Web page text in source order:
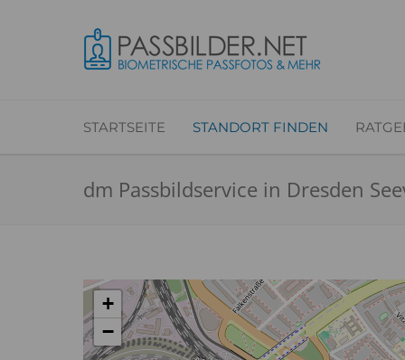
STARTSEITE STANDORT FINDEN
dm Passbildservice in Dresden
+
−